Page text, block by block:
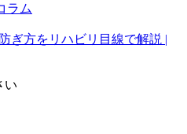
ラム
ぎ方をリハビリ目線で解説 |
い